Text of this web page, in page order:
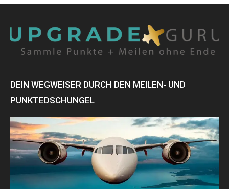
DEIN WEGWEISER DURCH DEN MEILEN- UND
PUNKTEDSCHUNGEL